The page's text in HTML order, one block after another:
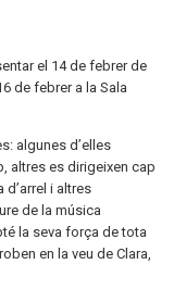
el 14 de febrer de
de febrer a la Sala
algunes d’elles
altres es dirigeixen cap
i altres
de la música
la seva força de tota
en la veu de Clara,